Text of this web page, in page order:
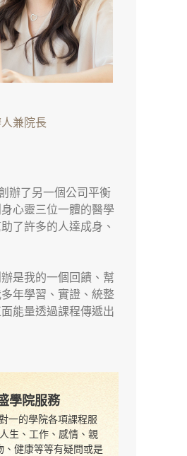
兼院長
辦了另一個公司平衡
心靈三位一體的醫學
了許多的人達成身、
是我的一個回饋、幫
年學習、實證、統整
能量透過課程傳遞出
學院服務
一的學院各項課程服
生、工作、感情、親
、健康等等有疑問或是